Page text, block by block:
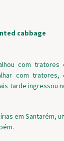
cabbage
com tratores
com tratores,
tarde ingressou
em Santarém,